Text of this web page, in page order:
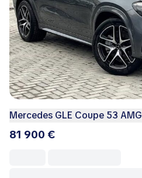
Mercedes GLE Coupe 53 AMG
81 900 €